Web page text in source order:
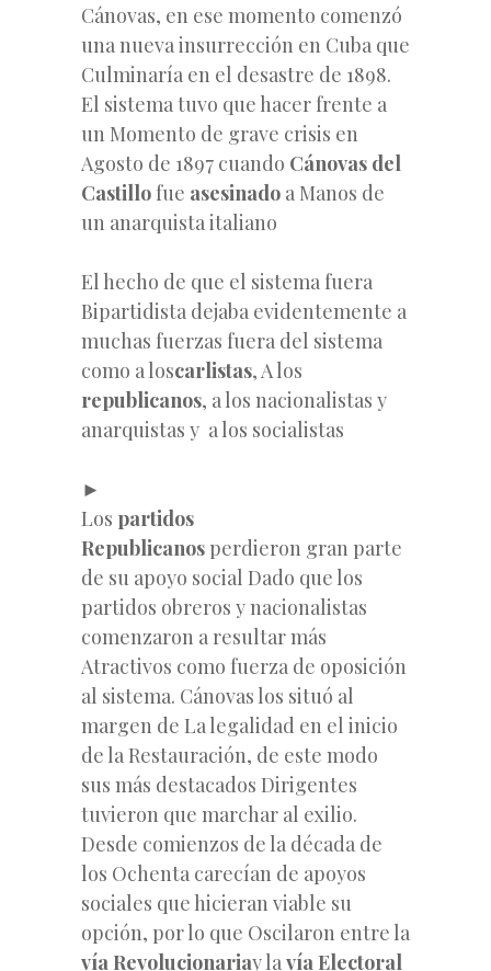
Cánovas, en ese momento comenzó
una nueva insurrección en Cuba que
Culminaría en el desastre de 1898.
El sistema tuvo que hacer frente a
un Momento de grave crisis en
Agosto de 1897 cuando Cánovas del
Castillofue asesinado a Manos de
un anarquista italiano
El hecho de que el sistema fuera
Bipartidista dejaba evidentemente a
muchas fuerzas fuera del sistema
como a loscarlistas, A los
republicanos, a los nacionalistas y
anarquistas y a los socialistas
►
Los partidos
Republicanos perdieron gran parte
de su apoyo social Dado que los
partidos obreros y nacionalistas
comenzaron a resultar más
Atractivos como fuerza de oposición
al sistema. Cánovas los situó al
margen de La legalidad en el inicio
de la Restauración, de este modo
sus más destacados Dirigentes
tuvieron que marchar al exilio.
Desde comienzos de la década de
los Ochenta carecían de apoyos
sociales que hicieran viable su
opción, por lo que Oscilaron entre la
vía Revolucionariay lavía Electoral